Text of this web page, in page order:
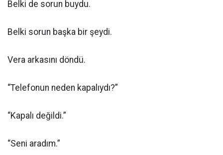
Belki de sorun buydu.
Belki sorun başka bir şeydi.
Vera arkasını döndü.
“Telefonun neden kapalıydı?”
“Kapalı değildi.”
“Seni aradım.”